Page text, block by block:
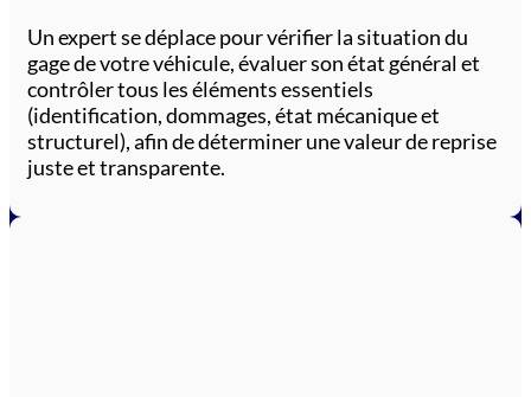
Un expert se déplace pour vérifier la situation du
gage de votre véhicule, évaluer son état général et
contrôler tous les éléments essentiels
(identification, dommages, état mécanique et
structurel), afin de déterminer une valeur de reprise
juste et transparente.